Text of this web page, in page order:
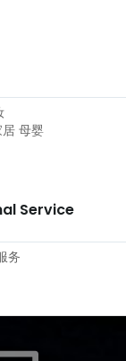
母婴
Service
务